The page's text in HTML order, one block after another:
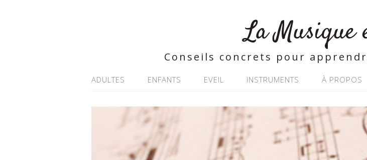
La Musique
Conseils concrets pour
ADULTES ENFANTS EVEIL INSTRUMENTS À PROPOS